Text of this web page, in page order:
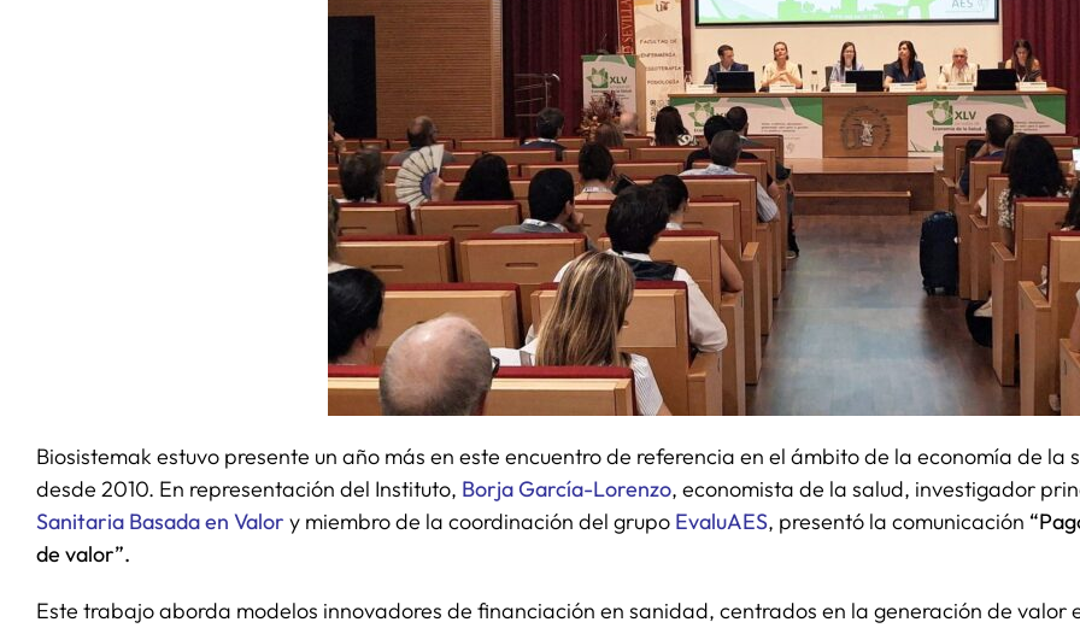
Biosistemak estuvo presente un año más en este encuentro de referencia en el ámbito de la economía de
desde 2010. En representación del Instituto, Borja García-Lorenzo, economista de la salud, investigador
Sanitaria Basada en Valor y miembro de la coordinación del grupo EvaluAES, presentó la comunicación
de valor”.
Este trabajo aborda modelos innovadores de financiación en sanidad, centrados en la generación de valor